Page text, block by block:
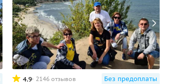
4.9 2146 отзывов Без предоплаты